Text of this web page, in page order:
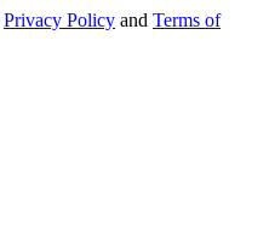
Privacy Policy and Terms of